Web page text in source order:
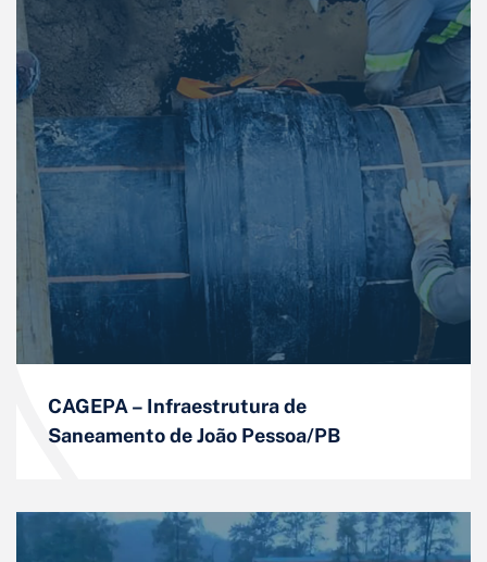
CAGEPA – Infraestrutura de
Saneamento de João Pessoa/PB